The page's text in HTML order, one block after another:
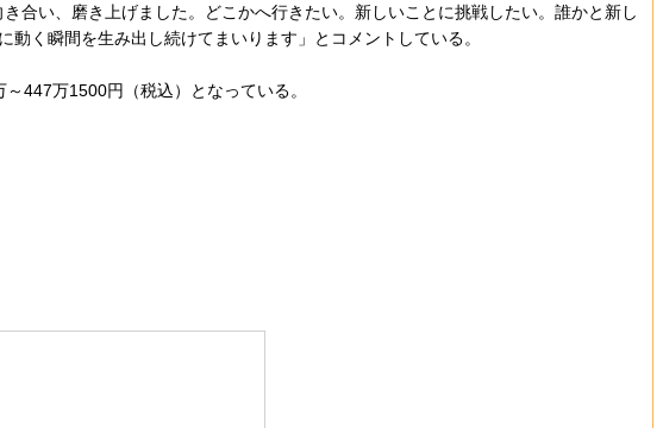
い、磨き上げました。どこかへ行きたい。新しいことに挑戦したい。誰かと新し
く瞬間を生み出し続けてまいります」とコメントしている。
447万1500円（税込）となっている。